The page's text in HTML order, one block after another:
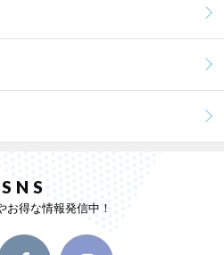
SNS
お得な情報発信中！